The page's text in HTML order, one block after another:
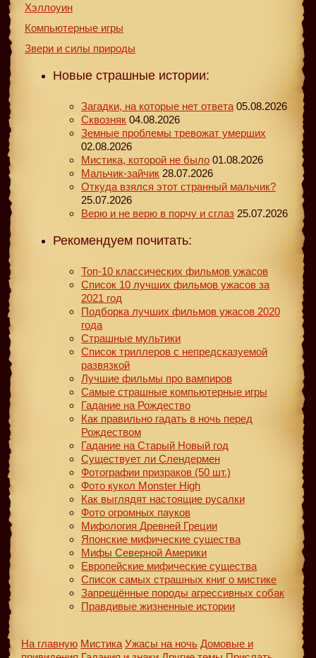
Хэллоуин
Компьютерные игры
Звери и силы природы
Новые страшные истории:
Загадки, на которые нет ответа 05.08.2026
Сквозняк 04.08.2026
Земные проблемы тревожат умерших
02.08.2026
Мистика, которой не было 01.08.2026
Мальчик-зайчик 28.07.2026
Откуда взялся этот странный мальчик?
25.07.2026
Верю и не верю в порчу и сглаз 25.07.2026
Рекомендуем почитать:
Топ-10 классических фильмов ужасов
Список 10 лучших фильмов ужасов за
2021 год
Подборка лучших фильмов ужасов 2020
года
Страшные мультики
Список триллеров с непредсказуемой
развязкой
Лучшие фильмы про вампиров
Самые страшные компьютерные игры
Гадание на Рождество
Как правильно гадать в ночь перед
Рождеством
Гадание на Старый Новый год
Существует ли Слендермен
Фотографии призраков (50 шт.)
Фото кукол Monster High
Как выглядят настоящие русалки
Фото огромных пауков
Мифология Древней Греции
Японские мифические существа
Мифы Северной Америки
Европейские мифические существа
Список самых страшных книг о мистике
Запрещённые породы агрессивных собак
Правдивые жизненные истории
На главную Мистика Ужасы на ночь Домовые и